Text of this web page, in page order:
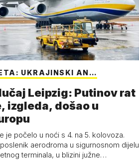
UKRAJINSKI AN…
Leipzig: Putinov rat
izgleda, došao u
je počelo u noći s 4. na 5. kolovoza.
aerodroma u sigurnosnom dijelu
terminala, u blizini južne…